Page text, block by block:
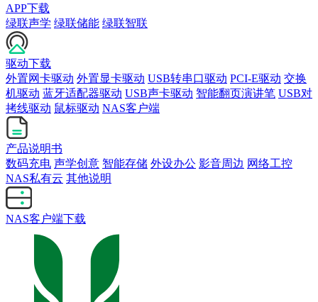
APP下载
绿联声学 绿联储能 绿联智联
驱动下载
外置网卡驱动 外置显卡驱动 USB转串口驱动 PCI-E驱动 交换
机驱动 蓝牙适配器驱动 USB声卡驱动 智能翻页演讲笔 USB对
拷线驱动 鼠标驱动 NAS客户端
产品说明书
数码充电 声学创意 智能存储 外设办公 影音周边 网络工控
NAS私有云 其他说明
NAS客户端下载